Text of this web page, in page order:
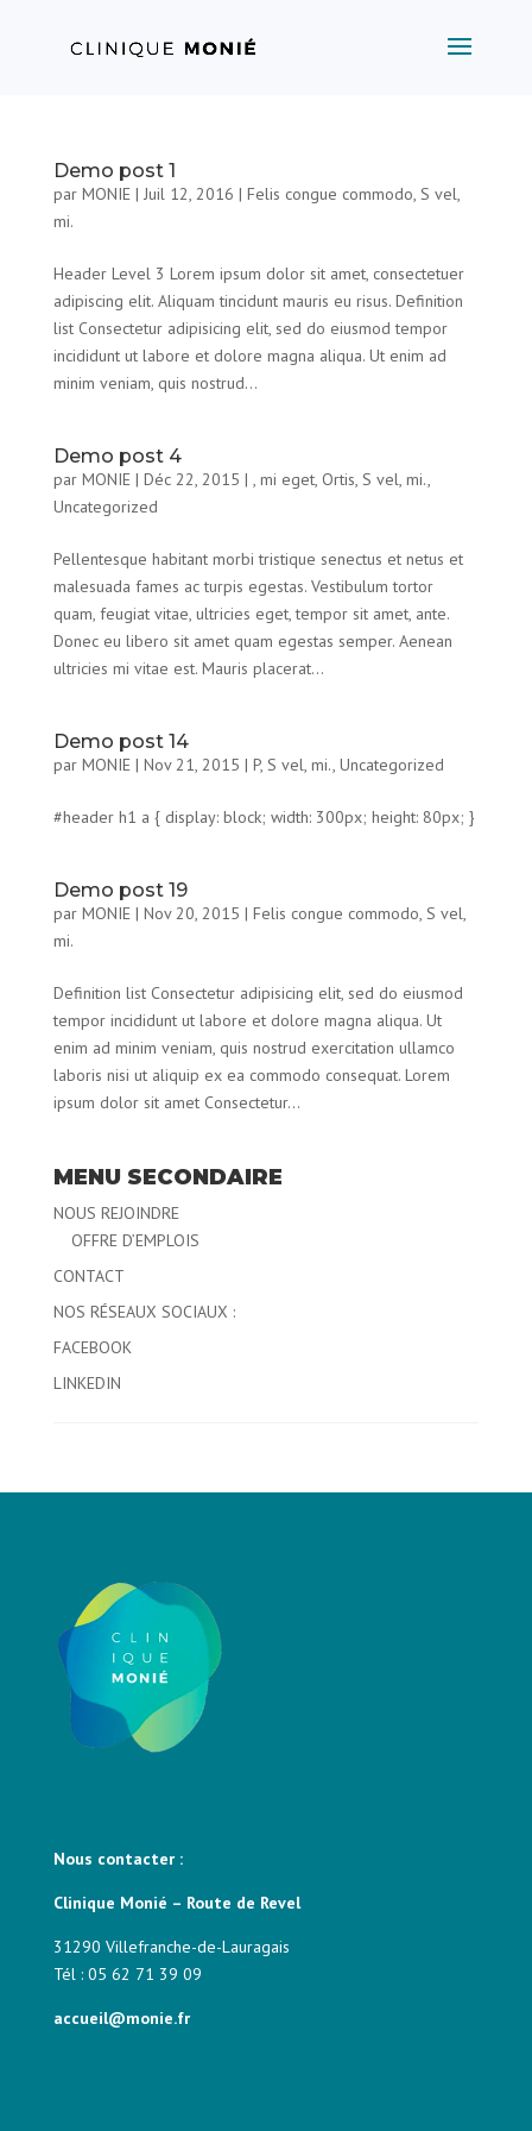
Demo post 1
par MONIE| Juil 12, 2016 | Felis congue commodo, S vel,
mi.
Header Level 3 Lorem ipsum dolor sit amet, consectetuer
adipiscing elit. Aliquam tincidunt mauris eu risus. Definition
list Consectetur adipisicing elit, sed do eiusmod tempor
incididunt ut labore et dolore magna aliqua. Ut enim ad
minim veniam, quis nostrud...
Demo post 4
par MONIE| Déc 22, 2015 | , mi eget, Ortis, S vel, mi.,
Uncategorized
Pellentesque habitant morbi tristique senectus et netus et
malesuada fames ac turpis egestas. Vestibulum tortor
quam, feugiat vitae, ultricies eget, tempor sit amet, ante.
Donec eu libero sit amet quam egestas semper. Aenean
ultricies mi vitae est. Mauris placerat...
Demo post 14
par MONIE| Nov 21, 2015 | P, S vel, mi., Uncategorized
#header h1 a { display: block; width: 300px; height: 80px; }
Demo post 19
par MONIE| Nov 20, 2015 | Felis congue commodo, S vel,
mi.
Definition list Consectetur adipisicing elit, sed do eiusmod
tempor incididunt ut labore et dolore magna aliqua. Ut
enim ad minim veniam, quis nostrud exercitation ullamco
laboris nisi ut aliquip ex ea commodo consequat. Lorem
ipsum dolor sit amet Consectetur...
MENU SECONDAIRE
NOUS REJOINDRE
OFFRE D’EMPLOIS
CONTACT
NOS RÉSEAUX SOCIAUX :
FACEBOOK
LINKEDIN
Nous contacter :
Clinique Monié – Route de Revel
31290 Villefranche-de-Lauragais
Tél : 05 62 71 39 09
accueil@monie.fr